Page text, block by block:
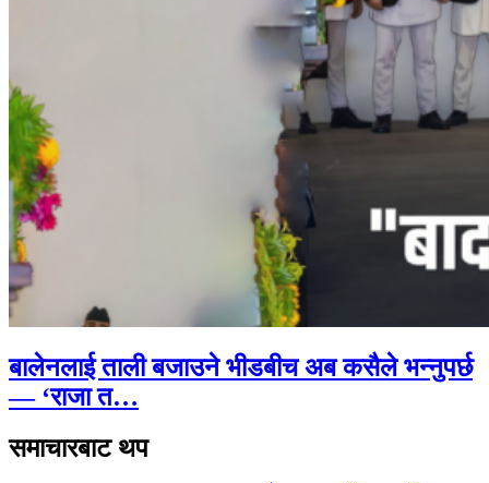
बालेनलाई ताली बजाउने भीडबीच अब कसैले भन्नुपर्छ
— ‘राजा त…
समाचारबाट थप